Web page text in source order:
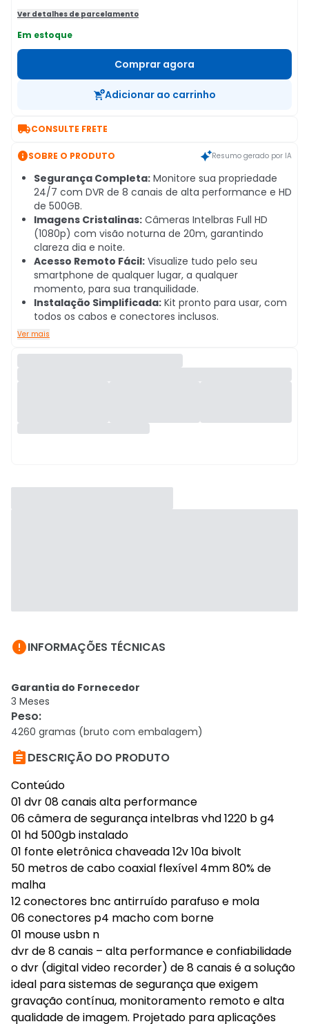
Ver detalhes de parcelamento
Em estoque
Comprar agora
Adicionar ao carrinho
CONSULTE FRETE
SOBRE O PRODUTO Resumo gerado por IA
Segurança Completa: Monitore sua propriedade
24/7 com DVR de 8 canais de alta performance e HD
de 500GB.
Imagens Cristalinas: Câmeras Intelbras Full HD
(1080p) com visão noturna de 20m, garantindo
clareza dia e noite.
Acesso Remoto Fácil: Visualize tudo pelo seu
smartphone de qualquer lugar, a qualquer
momento, para sua tranquilidade.
Instalação Simplificada: Kit pronto para usar, com
todos os cabos e conectores inclusos.
Ver mais
INFORMAÇÕES TÉCNICAS
Garantia do Fornecedor
3 Meses
Peso:
4260 gramas (bruto com embalagem)
DESCRIÇÃO DO PRODUTO
Conteúdo
01 dvr 08 canais alta performance
06 câmera de segurança intelbras vhd 1220 b g4
01 hd 500gb instalado
01 fonte eletrônica chaveada 12v 10a bivolt
50 metros de cabo coaxial flexível 4mm 80% de
malha
12 conectores bnc antirruído parafuso e mola
06 conectores p4 macho com borne
01 mouse usbn n
dvr de 8 canais – alta performance e confiabilidade
o dvr (digital video recorder) de 8 canais é a solução
ideal para sistemas de segurança que exigem
gravação contínua, monitoramento remoto e alta
qualidade de imagem. Projetado para aplicações